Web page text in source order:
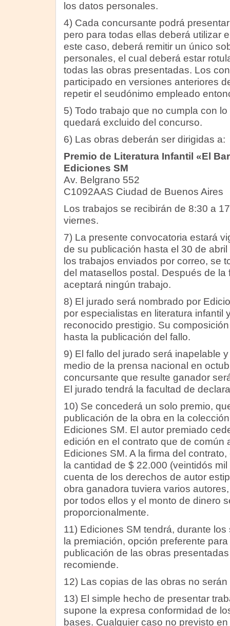
los datos personales.
4) Cada concursante podrá
pero para todas ellas deberá utilizar
este caso, deberá remitir un único
personales, el cual deberá estar
todas las obras presentadas. Los
participado en versiones anteriores
repetir el seudónimo empleado
5) Todo trabajo que no cumpla con
quedará excluido del concurso.
6) Las obras deberán ser dirigidas a:
Premio de Literatura Infantil «El
Ediciones SM
Av. Belgrano 552
C1092AAS Ciudad de Buenos Aires
Los trabajos se recibirán de 8:30 a
viernes.
7) La presente convocatoria estará
de su publicación hasta el 30 de
los trabajos enviados por correo, se
del matasellos postal. Después de la
aceptará ningún trabajo.
8) El jurado será nombrado por
por especialistas en literatura infantil
reconocido prestigio. Su
hasta la publicación del fallo.
9) El fallo del jurado será inapelable
medio de la prensa nacional en
concursante que resulte ganador
El jurado tendrá la facultad de
10) Se concederá un solo premio,
publicación de la obra en la
Ediciones SM. El autor premiado
edición en el contrato que de común
Ediciones SM. A la firma del
la cantidad de $ 22.000 (veintidós
cuenta de los derechos de autor
obra ganadora tuviera varios
por todos ellos y el monto de dinero
proporcionalmente.
11) Ediciones SM tendrá, durante
la premiación, opción preferente
publicación de las obras
recomiende.
12) Las copias de las obras no
13) El simple hecho de presentar
supone la expresa conformidad de
bases. Cualquier caso no previsto